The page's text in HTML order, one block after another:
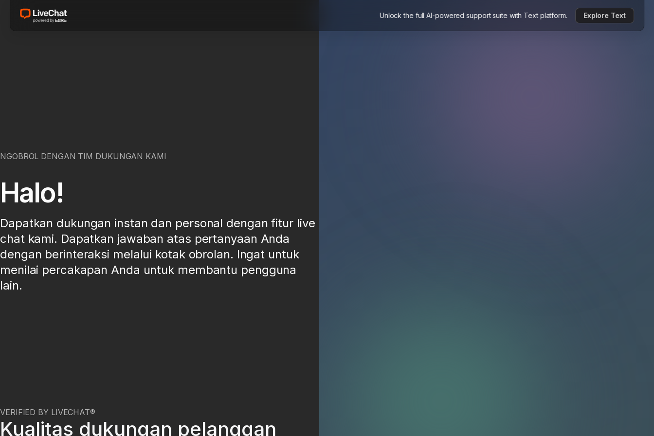
Unlock the full AI-powered support suite with Text platform. Explore Text
NGOBROL DENGAN TIM DUKUNGAN KAMI
Halo!
Dapatkan dukungan instan dan personal dengan fitur live
chat kami. Dapatkan jawaban atas pertanyaan Anda
dengan berinteraksi melalui kotak obrolan. Ingat untuk
menilai percakapan Anda untuk membantu pengguna
lain.
VERIFIED BY LIVECHAT®
Kualitas dukungan pelanggan